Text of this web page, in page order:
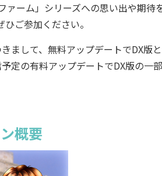
ーム」シリーズへの思い出や期待
ご参加ください。
まして、無料アップデートでDX版
定の有料アップデートでDX版の一
概要